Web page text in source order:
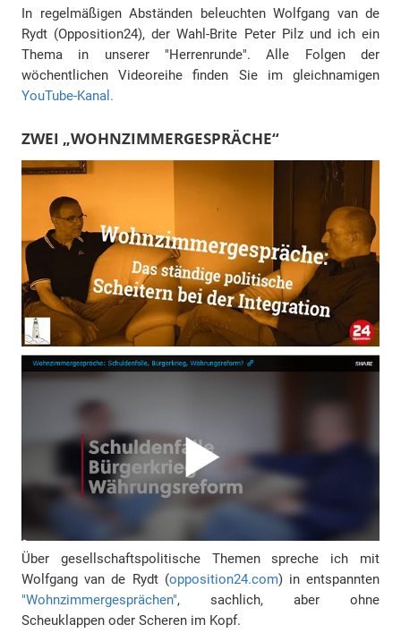
In regelmäßigen Abständen beleuchten Wolfgang van de
Rydt (Opposition24), der Wahl-Brite Peter Pilz und ich ein
Thema in unserer "Herrenrunde". Alle Folgen der
wöchentlichen Videoreihe finden Sie im gleichnamigen
YouTube-Kanal.
ZWEI „WOHNZIMMERGESPRÄCHE“
Über gesellschaftspolitische Themen spreche ich mit
Wolfgang van de Rydt (opposition24.com) in entspannten
"Wohnzimmergesprächen", sachlich, aber ohne
Scheuklappen oder Scheren im Kopf.